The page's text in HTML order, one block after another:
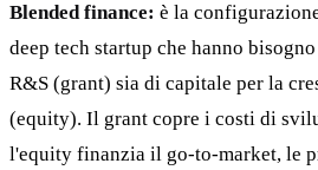
Blended finance: è la
deep tech startup che hanno
R&S (grant) sia di capitale per la
(equity). Il grant copre i costi di
l'equity finanzia il go-to-market, le